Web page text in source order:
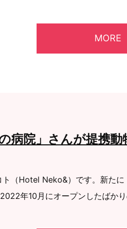
MORE
病院」さんが提携動
（Hotel Neko&）です。新た
年10月にオープンしたばか